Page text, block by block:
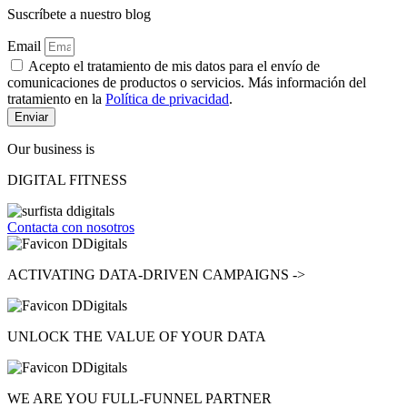
Suscríbete a nuestro blog
Email
Acepto el tratamiento de mis datos para el envío de
comunicaciones de productos o servicios. Más información del
tratamiento en la Política de privacidad.
Enviar
Our business is
DIGITAL FITNESS
Contacta con nosotros
ACTIVATING DATA-DRIVEN CAMPAIGNS ->
UNLOCK THE VALUE OF YOUR DATA
WE ARE YOU FULL-FUNNEL PARTNER